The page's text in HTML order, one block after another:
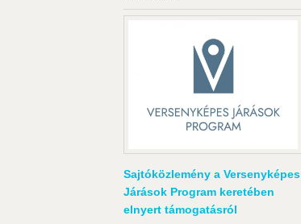
Sajtóközlemény a Versenyképes
Járások Program keretében
elnyert támogatásról